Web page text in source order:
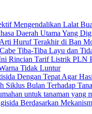
Mengendalikan Lalat
Daerah Utama Yang
Huruf Terakhir di Ban
Tiba-Tiba Layu dan
Rincian Tarif Listrik PLN
Tidak Luntur
Dengan Tepat Agar
Siklus Bulan Terhadap
untuk tanaman yang
Berdasarkan